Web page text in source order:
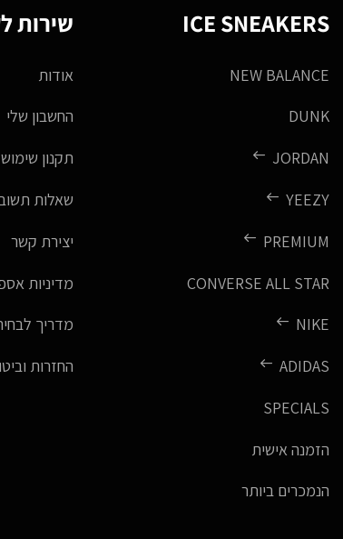
ICE SNEAKERS
NEW BALANCE
DUNK
JORDAN
YEEZY
PREMIUM
CONVERSE ALL STAR
NIKE
ADIDAS
SPECIALS
הזמנה אישית
הנמכרים ביותר
שירות
אודות
החשבון שלי
תקנון
שאלות
יצירת קשר
מדיניות
מדריך
החזרות